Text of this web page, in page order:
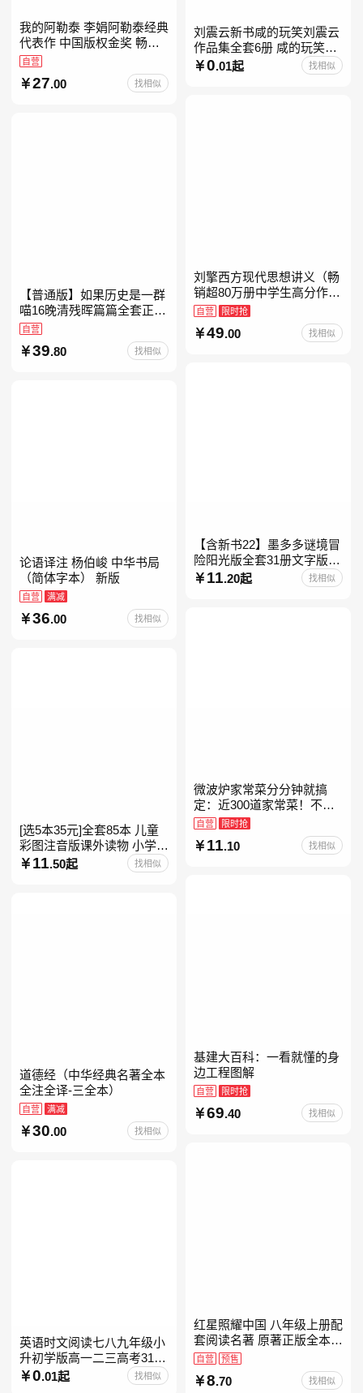
我的阿勒泰 李娟阿勒泰经典
代表作 中国版权金奖 畅销
超200万册 同名剧8.9分爆款
北疆大地的旷野之梦 当当自
营
自营
27.00 找相似
刘震云新书咸的玩笑刘震云
作品集全套6册 咸的玩笑
+一句顶一万句+一日三秋
+我不是潘金莲+我叫刘跃进
0.01起 找相似
刘擎西方现代思想讲义（畅
销超80万册中学生高分作文
素材库常驻寒暑假阅读书
单，奇葩说导师刘擎经典之
作讲透西方思想史，哲学知
自营 限时抢
49.00 找相似
【普通版】如果历史是一群
喵16晚清残晖篇篇全套正版
1-156册肥志著漫画8周年纪
念版套装3册小学生课外阅
读儿童西游喵知识
自营
39.80 找相似
【含新书22】墨多多谜境冒
险阳光版全套31册文字版彩
色漫画版不可思议事件簿怪
物大师任选 雷欧幻像查理九
11 .20起 找相似
论语译注 杨伯峻 中华书局
（简体字本） 新版
自营 满减
36.00 找相似
微波炉家常菜分分钟就搞
定：近300道家常菜！不开
火、零油烟！蒸、煮、炒、
烤、焗……全彩印刷+步骤
图解，让美味跃然眼前、操
自营 限时抢
11 .10 找相似
[选5本35元]全套85本 儿童
彩图注音版课外读物 小学生
低年级一二三年级课外阅读
经典带拼音的故事书一二年
11 .50起 找相似
基建大百科：一看就懂的身
边工程图解
自营 限时抢
69.40 找相似
道德经（中华经典名著全本
全注全译-三全本）
自营 满减
30.00 找相似
红星照耀中国 八年级上册配
套阅读名著 原著正版全本无
删减 初中生初二课外阅读
自营 预售
8.70 找相似
英语时文阅读七八九年级小
升初学版高一二三高考31期
30快捷英语阅读理解2027
0.01起 找相似